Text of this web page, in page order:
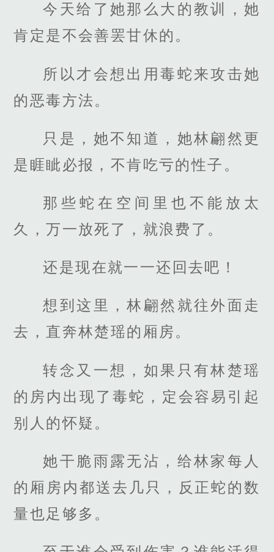
今天给了她那么大的教训，她
肯定是不会善罢甘休的。
所以才会想出用毒蛇来攻击她
的恶毒方法。
只是，她不知道，她林翩然更
是睚眦必报，不肯吃亏的性子。
那些蛇在空间里也不能放太
久，万一放死了，就浪费了。
还是现在就一一还回去吧！
想到这里，林翩然就往外面走
去，直奔林楚瑶的厢房。
转念又一想，如果只有林楚瑶
的房内出现了毒蛇，定会容易引起
别人的怀疑。
她干脆雨露无沾，给林家每人
的厢房内都送去几只，反正蛇的数
量也足够多。